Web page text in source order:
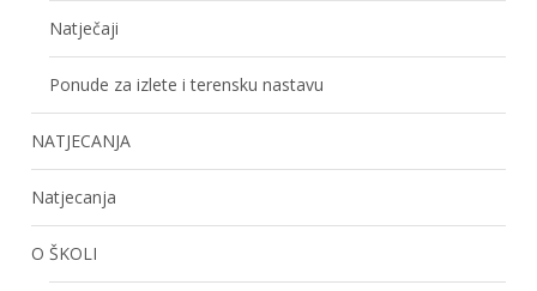
Natječaji
Ponude za izlete i terensku nastavu
NATJECANJA
Natjecanja
O ŠKOLI